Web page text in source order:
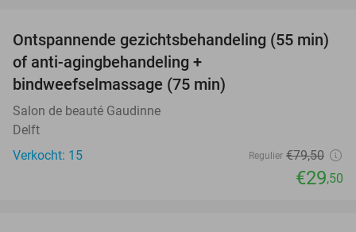
63%
Ontspannende gezichtsbehandeling (55 min)
of anti-agingbehandeling +
bindweefselmassage (75 min)
Salon de beauté Gaudinne
Delft
Verkocht: 15
Regulier €79,50
€29,50